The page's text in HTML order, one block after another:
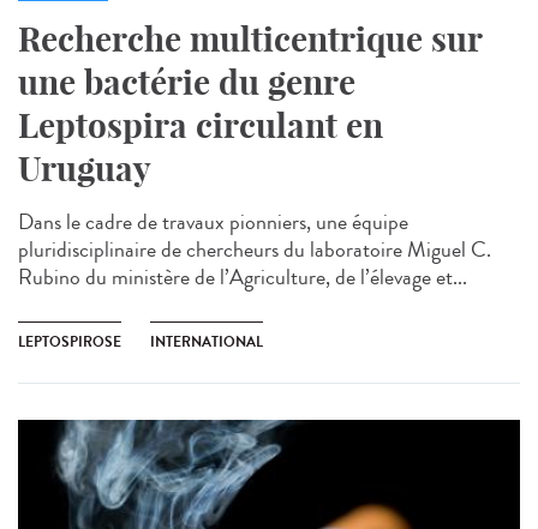
Recherche multicentrique sur
une bactérie du genre
Leptospira circulant en
Uruguay
Dans le cadre de travaux pionniers, une équipe
pluridisciplinaire de chercheurs du laboratoire Miguel C.
Rubino du ministère de l’Agriculture, de l’élevage et...
LEPTOSPIROSE INTERNATIONAL